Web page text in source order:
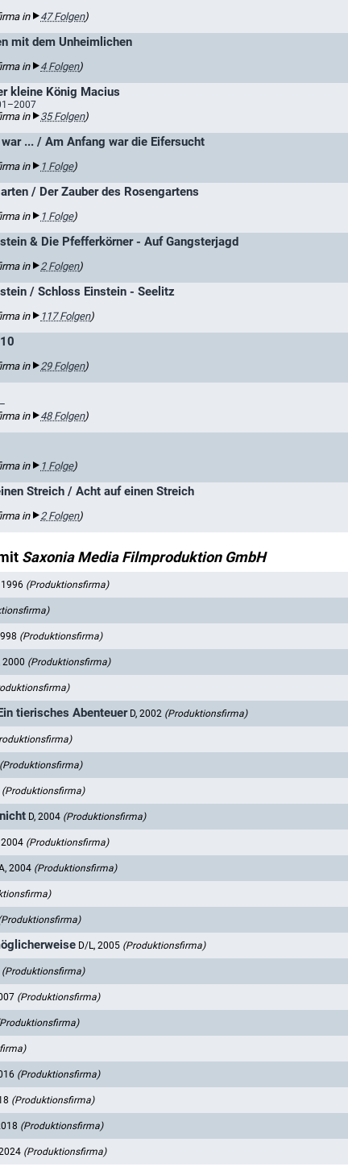
in 47 Folgen)
mit dem Unheimlichen
in 4 Folgen)
kleine König Macius
in 35 Folgen)
... / Am Anfang war die Eifersucht
in 1 Folge)
/ Der Zauber des Rosengartens
in 1 Folge)
& Die Pfefferkörner - Auf Gangsterjagd
in 2 Folgen)
/ Schloss Einstein - Seelitz
in 117 Folgen)
in 29 Folgen)
in 48 Folgen)
in 1 Folge)
Streich / Acht auf einen Streich
in 2 Folgen)
Saxonia Media Filmproduktion GmbH
1996 (Produktionsfirma)
(Produktionsfirma)
2000 (Produktionsfirma)
tierisches Abenteuer D, 2002 (Produktionsfirma)
(Produktionsfirma)
(Produktionsfirma)
D, 2004 (Produktionsfirma)
2004 (Produktionsfirma)
2004 (Produktionsfirma)
D/L, 2005 (Produktionsfirma)
(Produktionsfirma)
(Produktionsfirma)
(Produktionsfirma)
(Produktionsfirma)
(Produktionsfirma)
(Produktionsfirma)